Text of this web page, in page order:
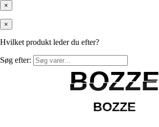
×
×
Hvilket produkt leder du efter?
Søg efter:
BOZZE
BOZZE
BOZZE
BOZZE